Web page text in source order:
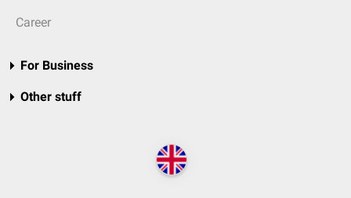
Career
For Business
Other stuff